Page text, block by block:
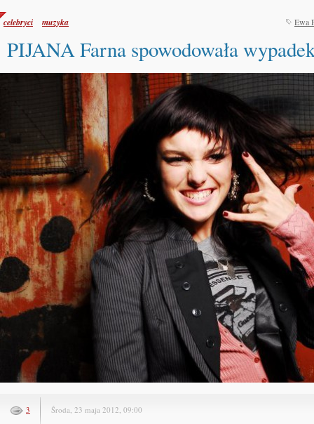
celebryci muzyka Ewa
PIJANA Farna spowodowała
3 Środa, 23 maja 2012, 09:00